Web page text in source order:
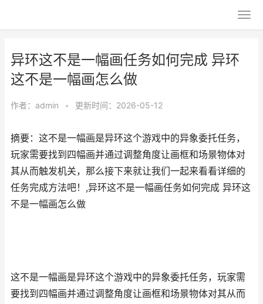
异环这不是一幅画任务如何完成 异环
这不是一幅画怎么做
作者： admin • 更新时间：2026-05-12
摘要：​这不是一幅画是异环这个游戏中的异象委托任务，
玩家需要找到四幅画并通过调整角度让画框和场景物体对
其从而触发机关，那么接下来就让我们一起来看看详细的
任务完成方法吧！,异环这不是一幅画任务如何完成 异环这
不是一幅画怎么做
这不是一幅画是异环这个游戏中的异象委托任务，玩家需
要找到四幅画并通过调整角度让画框和场景物体对其从而